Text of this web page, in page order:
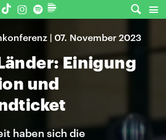
| 07. November 2023
Einigung
und
haben sich die